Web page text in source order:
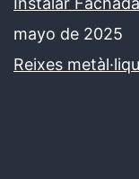
mayo de 2025
Reixes